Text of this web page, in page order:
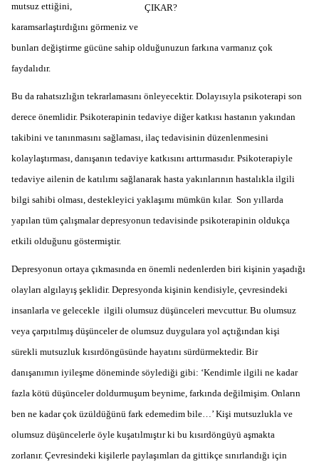
mutsuz ettiğini,
karamsarlaştırdığını görmeniz ve
bunları değiştirme gücüne sahip olduğunuzun farkına varmanız çok
faydalıdır.
Bu da rahatsızlığın tekrarlamasını önleyecektir. Dolayısıyla psikoterapi son
derece önemlidir. Psikoterapinin tedaviye diğer katkısı hastanın yakından
takibini ve tanınmasını sağlaması, ilaç tedavisinin düzenlenmesini
kolaylaştırması, danışanın tedaviye katkısını arttırmasıdır. Psikoterapiyle
tedaviye ailenin de katılımı sağlanarak hasta yakınlarının hastalıkla ilgili
bilgi sahibi olması, destekleyici yaklaşımı mümkün kılar. Son yıllarda
yapılan tüm çalışmalar depresyonun tedavisinde psikoterapinin oldukça
etkili olduğunu göstermiştir.
Depresyonun ortaya çıkmasında en önemli nedenlerden biri kişinin yaşadığı
olayları algılayış şeklidir. Depresyonda kişinin kendisiyle, çevresindeki
insanlarla ve gelecekle ilgili olumsuz düşünceleri mevcuttur. Bu olumsuz
veya çarpıtılmış düşünceler de olumsuz duygulara yol açtığından kişi
sürekli mutsuzluk kısırdöngüsünde hayatını sürdürmektedir. Bir
danışanımın iyileşme döneminde söylediği gibi: ‘Kendimle ilgili ne kadar
fazla kötü düşünceler doldurmuşum beynime, farkında değilmişim. Onların
ben ne kadar çok üzüldüğünü fark edemedim bile…’ Kişi mutsuzlukla ve
olumsuz düşüncelerle öyle kuşatılmıştır ki bu kısırdöngüyü aşmakta
zorlanır. Çevresindeki kişilerle paylaşımları da gittikçe sınırlandığı için